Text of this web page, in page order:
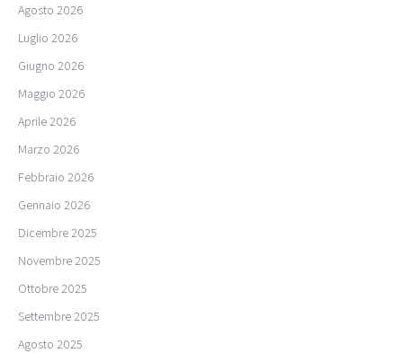
Agosto 2026
Luglio 2026
Giugno 2026
Maggio 2026
Aprile 2026
Marzo 2026
Febbraio 2026
Gennaio 2026
Dicembre 2025
Novembre 2025
Ottobre 2025
Settembre 2025
Agosto 2025